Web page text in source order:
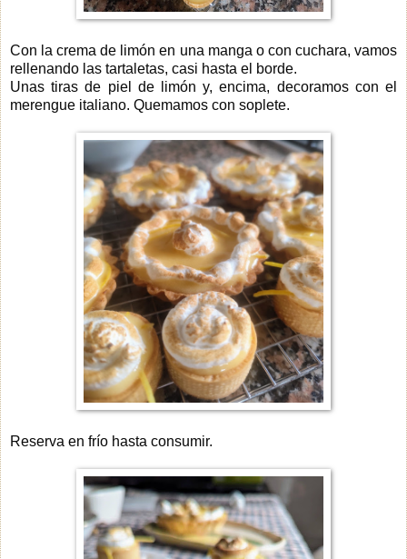
Con la crema de limón en una manga o con cuchara, vamos
rellenando las tartaletas, casi hasta el borde.
Unas tiras de piel de limón y, encima, decoramos con el
merengue italiano. Quemamos con soplete.
Reserva en frío hasta consumir.